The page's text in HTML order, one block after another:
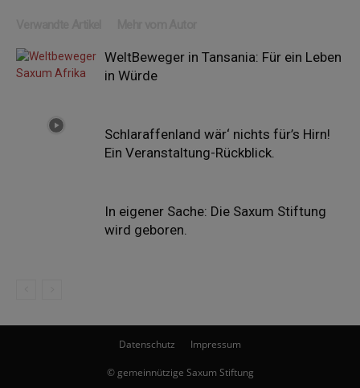
WeltBeweger in Tansania: Für ein Leben
in Würde
Schlaraffenland wär‘ nichts für’s Hirn!
Ein Veranstaltung-Rückblick.
In eigener Sache: Die Saxum Stiftung
wird geboren.
Datenschutz Impressum
© gemeinnützige Saxum Stiftung